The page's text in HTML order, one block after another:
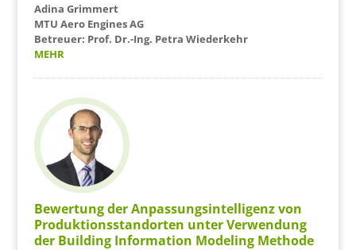
Adina Grimmert
MTU Aero Engines AG
Betreuer: Prof. Dr.-Ing. Petra Wiederkehr
MEHR
Bewertung der Anpassungsintelligenz von
Produktionsstandorten unter Verwendung
der Building Information Modeling Methode